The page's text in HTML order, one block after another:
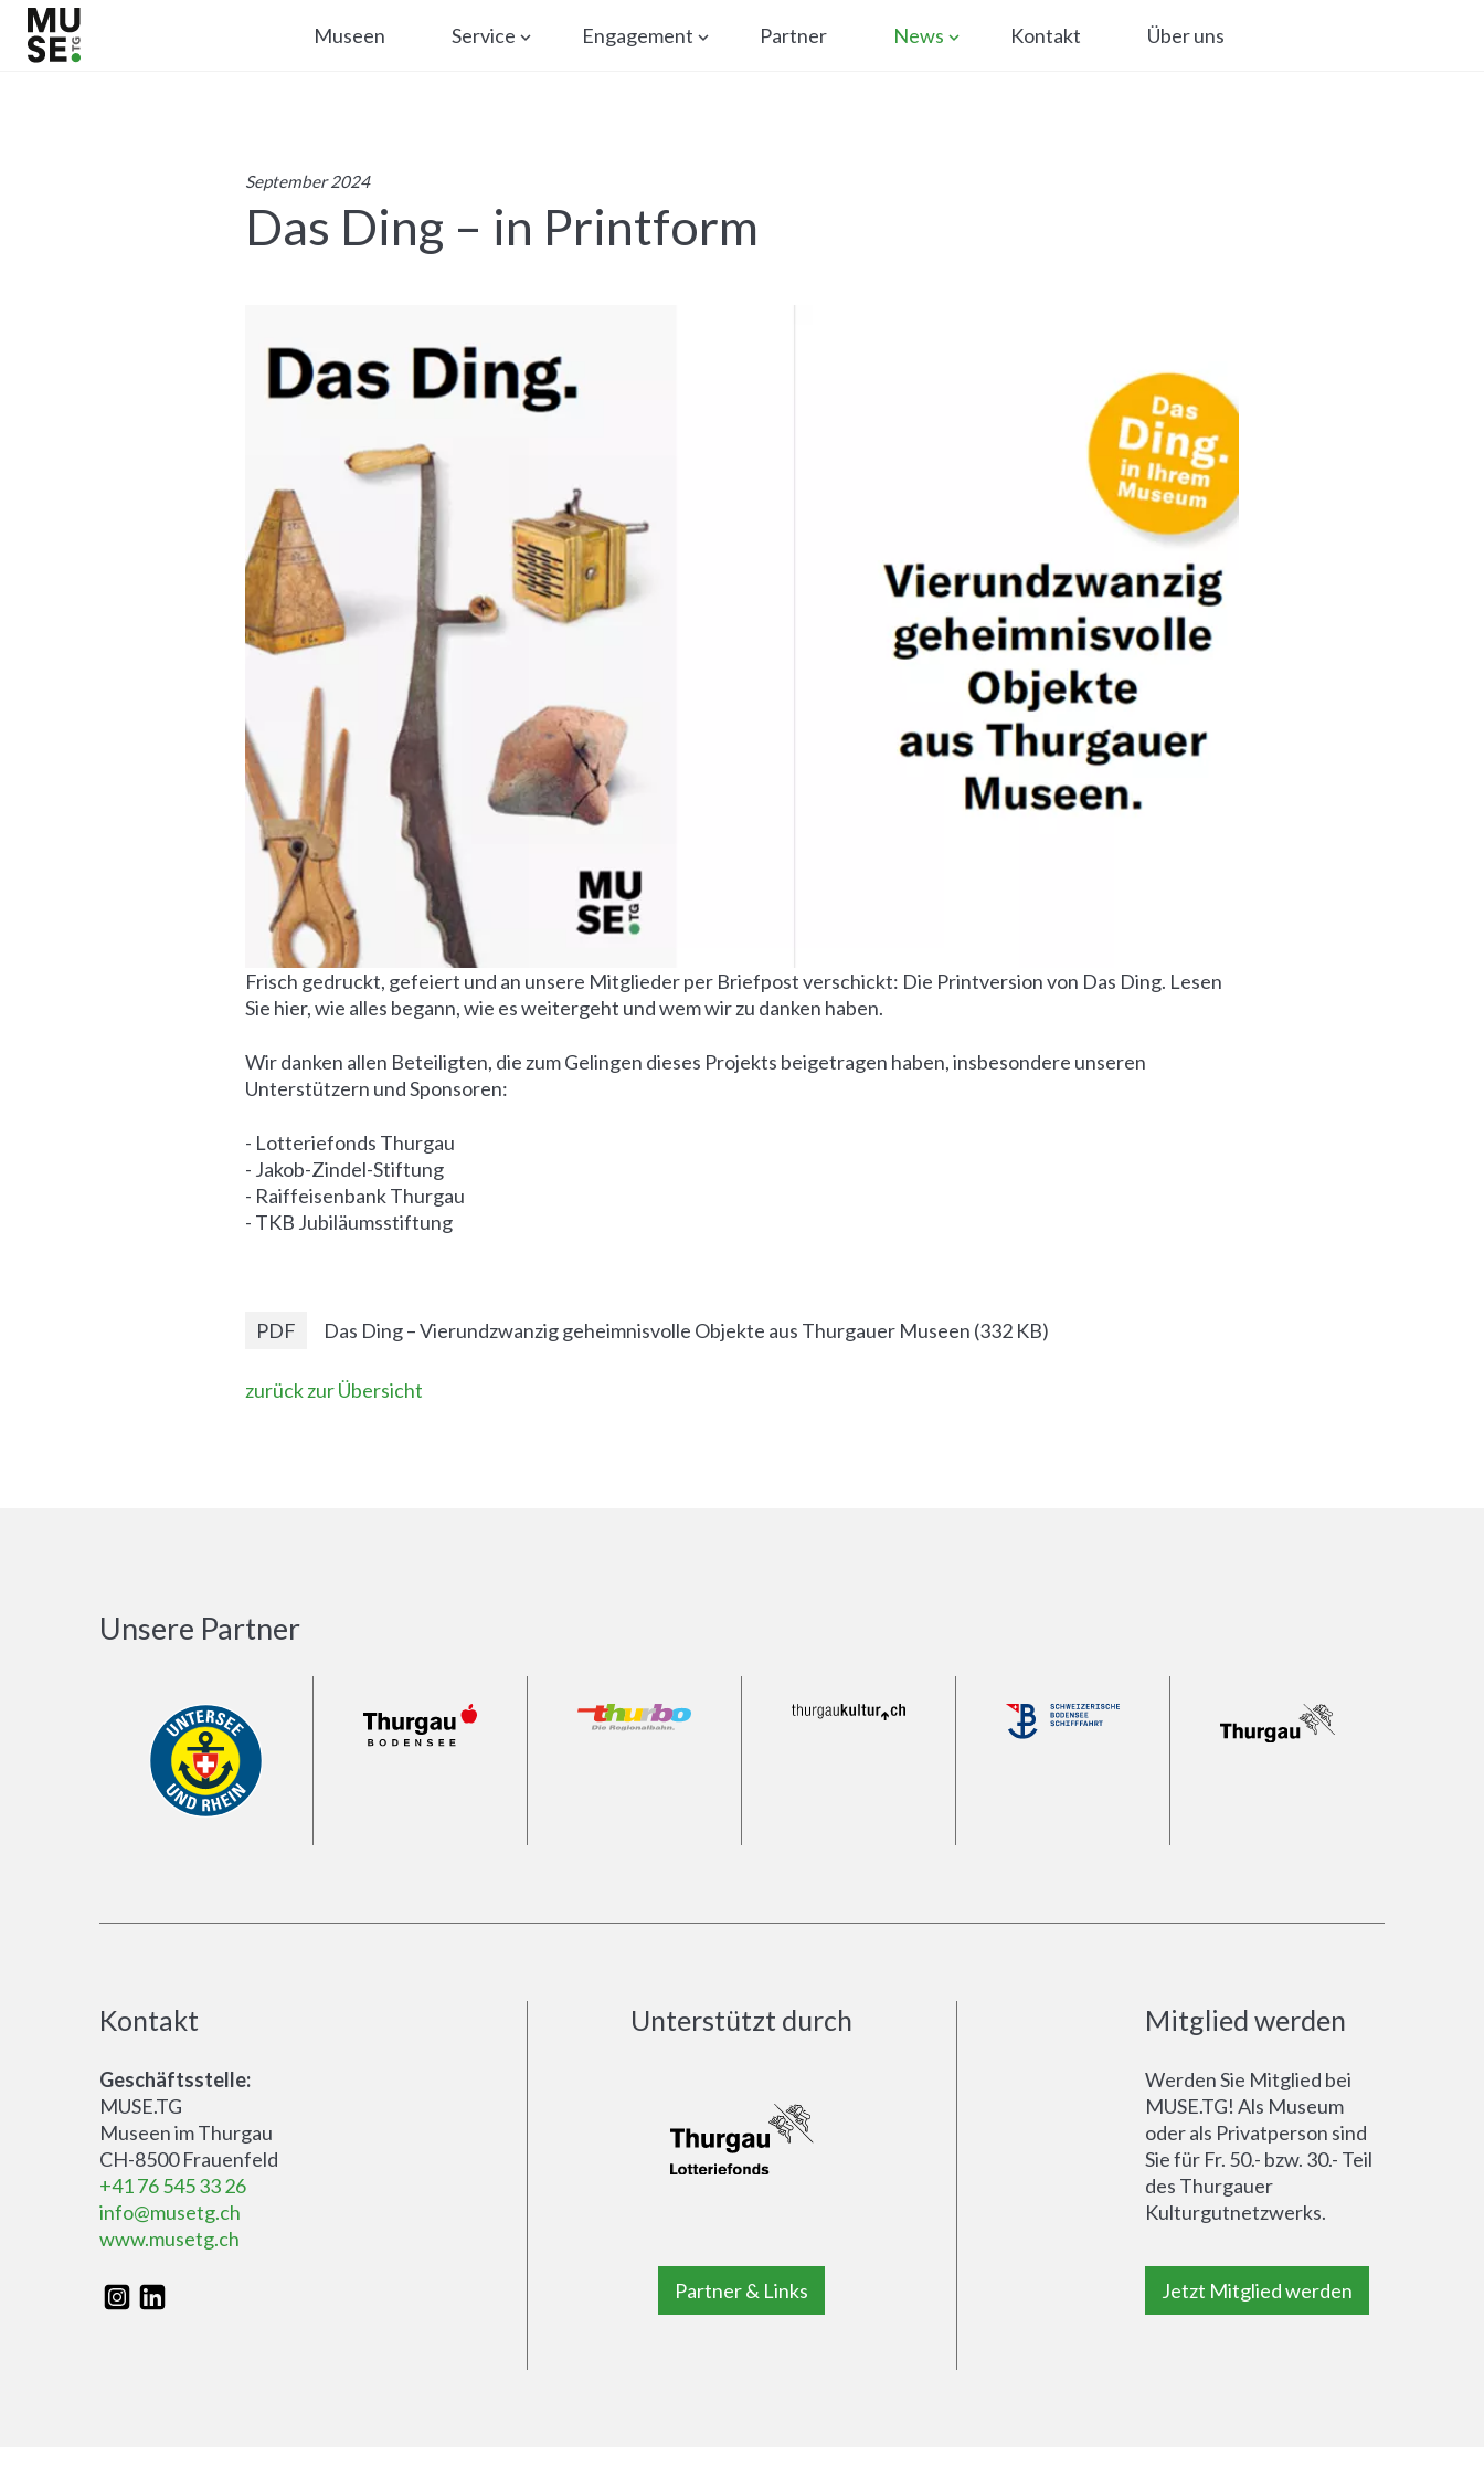
Museen Service Engagement Partner News Kontakt Über uns
September 2024
Das Ding – in Printform
Frisch gedruckt, gefeiert und an unsere Mitglieder per Briefpost verschickt: Die Printversion von Das Ding. Lesen
Sie hier, wie alles begann, wie es weitergeht und wem wir zu danken haben.
Wir danken allen Beteiligten, die zum Gelingen dieses Projekts beigetragen haben, insbesondere unseren
Unterstützern und Sponsoren:
- Lotteriefonds Thurgau
- Jakob-Zindel-Stiftung
- Raiffeisenbank Thurgau
- TKB Jubiläumsstiftung
PDF Das Ding – Vierundzwanzig geheimnisvolle Objekte aus Thurgauer Museen (332 KB)
zurück zur Übersicht
Unsere Partner
Kontakt
Geschäftsstelle:
MUSE.TG
Museen im Thurgau
CH-8500 Frauenfeld
+41 76 545 33 26
info@musetg.ch
www.musetg.ch
Unterstützt durch
Partner & Links
Mitglied werden
Werden Sie Mitglied bei
MUSE.TG! Als Museum
oder als Privatperson sind
Sie für Fr. 50.- bzw. 30.- Teil
des Thurgauer
Kulturgutnetzwerks.
Jetzt Mitglied werden